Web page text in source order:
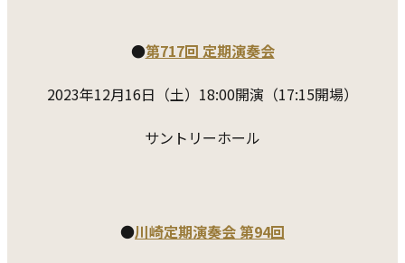
●第717回 定期演奏会
2023年12月16日（土）18:00開演（17:15開場）
サントリーホール
●川崎定期演奏会 第94回